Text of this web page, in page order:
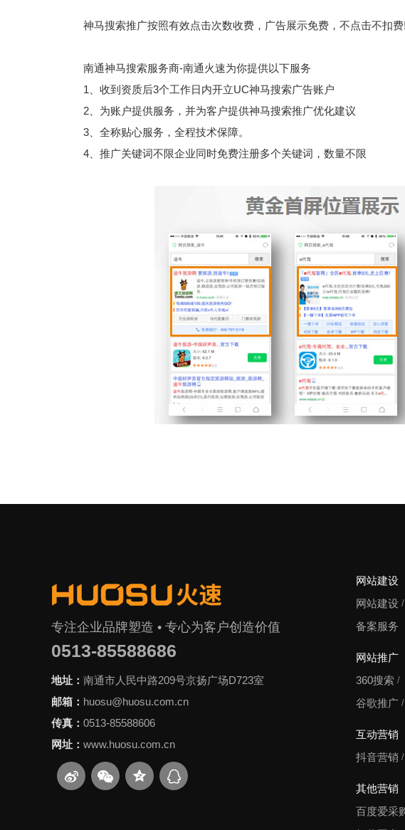
神马搜索推广按照有效点击次数收费，广告展示免费，不点击不扣费!
南通神马搜索服务商-南通火速为你提供以下服务
1、收到资质后3个工作日内开立UC神马搜索广告账户
2、为账户提供服务，并为客户提供神马搜索推广优化建议
3、全称贴心服务，全程技术保障。
4、推广关键词不限企业同时免费注册多个关键词，数量不限
专注企业品牌塑造 • 专心为客户创造价值
0513-85588686
地址： 南通市人民中路209号京扬广场D723室
邮箱： huosu@huosu.com.cn
传真： 0513-85588606
网址： www.huosu.com.cn
网站建设
网站建设
备案服务
网站推广
360搜索
谷歌推广
互动营销
抖音营销
其他营销
百度爱采